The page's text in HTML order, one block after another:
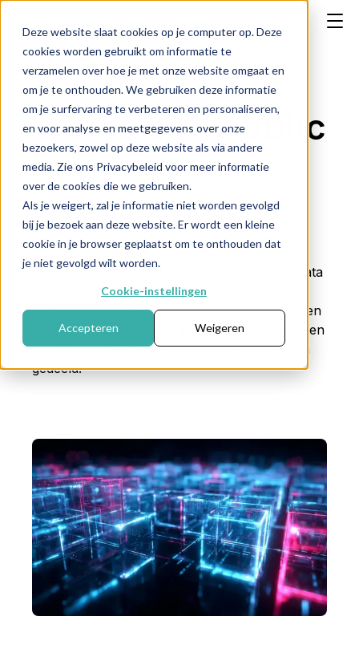
Deze website slaat cookies op je computer op. Deze
cookies worden gebruikt om informatie te
verzamelen over hoe je met onze website omgaat en
om je te onthouden. We gebruiken deze informatie
om je surfervaring te verbeteren en personaliseren,
en voor analyse en meetgegevens over onze
bezoekers, zowel op deze website als via andere
media. Zie ons Privacybeleid voor meer informatie
over de cookies die we gebruiken.
Als je weigert, zal je informatie niet worden gevolgd
bij je bezoek aan deze website. Er wordt een kleine
cookie in je browser geplaatst om te onthouden dat
je niet gevolgd wilt worden.
Cookie-instellingen
Accepteren Weigeren
Wat is een public
key?
← Terug naar Crypto FAQ
Eenpublic keyis een stuk cryptografische data
dat wordt gebruikt om cryptocurrency te
ontvangen en een wallet te identificeren op een
blockchain. Deze wordt gegenereerd vanuit een
private key en kan veilig met anderen worden
gedeeld.